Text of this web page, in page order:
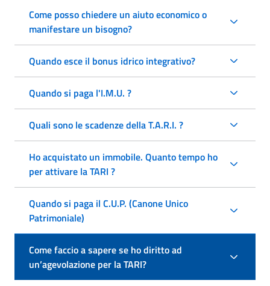
Come posso chiedere un aiuto economico o
manifestare un bisogno?
Quando esce il bonus idrico integrativo?
Quando si paga l'I.M.U. ?
Quali sono le scadenze della T.A.R.I. ?
Ho acquistato un immobile. Quanto tempo ho
per attivare la TARI ?
Quando si paga il C.U.P. (Canone Unico
Patrimoniale)
Come faccio a sapere se ho diritto ad
un’agevolazione per la TARI?